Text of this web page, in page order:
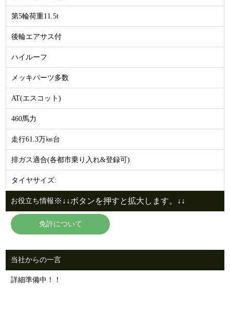
第5輪荷重11.5t
後輪エアサス付
ハイルーフ
メッキパーツ多数
AT(エスコット)
460馬力
走行61.3万㎞台
排ガス適合(各都市乗り入れ&登録可)
タイヤサイズ:
お役立ち情報 ※↓↓ボタンを押すと拡大します。↓↓
免許について
当社からの一言
詳細準備中！！